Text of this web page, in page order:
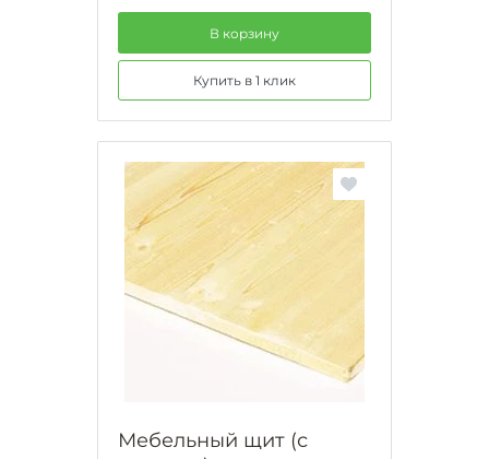
В корзину
Купить в 1 клик
Мебельный щит (с